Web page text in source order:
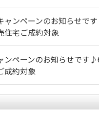
ャンペーンのお知らせで
住宅ご成約対象
ンペーンのお知らせです
成約対象